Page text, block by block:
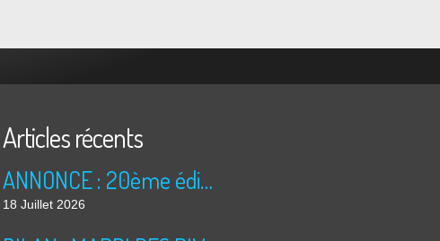
Articles récents
ANNONCE : 20ème édition des TRÉSORS DU GRENIER (2026)
18 Juillet 2026